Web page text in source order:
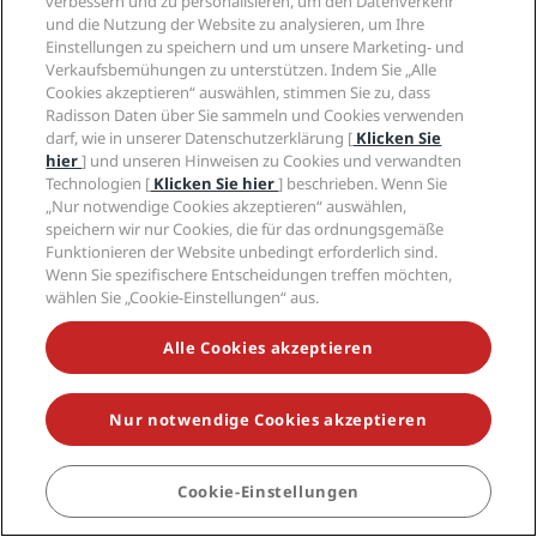
BUCHEN
Gesundheit & Sicherheit
Karriere PPHE
Karrieren EHL
The Club by RHG
Entwicklungsmöglichkeiten
Responsible Business – Unser Engagement
Einkauf
Rechtliche Hinweise
Radisson Rewards Geschäftsbedingungen
Website-Nutzungsvereinbarung
Digitale Barrierefreiheit
Moderne Sklaverei – Erklärung
Verbrauchermeldungen
Kontakt
FAQ
Inhaltsübersicht
Soziale Medien
Marken von Radisson Hotels
VERPASSEN SIE NIEMALS UNSERE BELIEBTESTEN
ANGEBOTE
© 2026 Radisson Hotel Group.Alle Rechte vorbehalten. RHG Radisson
Hotel Group, Radisson, Radisson RED, Radisson Blu, Radisson Collection,
Radisson Individuals, Park Plaza, Park Inn, Country Inn & Suites, Prize by
Radisson, Radisson Rewards und Radisson Meetings sind Warenzeichen
der Radisson Hotel Group.
und die Nutzung der Website zu analysieren, um Ihre
Einstellungen zu speichern und um unsere Marketing- und
Verkaufsbemühungen zu unterstützen. Indem Sie „Alle
Cookies akzeptieren“ auswählen, stimmen Sie zu, dass
Radisson Daten über Sie sammeln und Cookies verwenden
darf, wie in unserer Datenschutzerklärung [ Klicken Sie
hier] und unseren Hinweisen zu Cookies und verwandten
Technologien [ Klicken Sie hier] beschrieben. Wenn Sie
„Nur notwendige Cookies akzeptieren“ auswählen,
speichern wir nur Cookies, die für das ordnungsgemäße
Funktionieren der Website unbedingt erforderlich sind.
Wenn Sie spezifischere Entscheidungen treffen möchten,
wählen Sie „Cookie-Einstellungen“ aus.
Alle Cookies akzeptieren
Nur notwendige Cookies akzeptieren
Cookie-Einstellungen